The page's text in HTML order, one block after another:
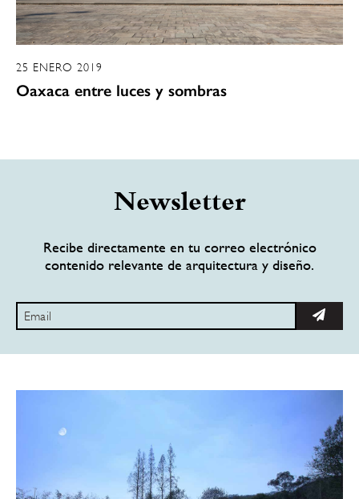
25 ENERO 2019
Oaxaca entre luces y sombras
Newsletter
Recibe directamente en tu correo electrónico
contenido relevante de arquitectura y diseño.